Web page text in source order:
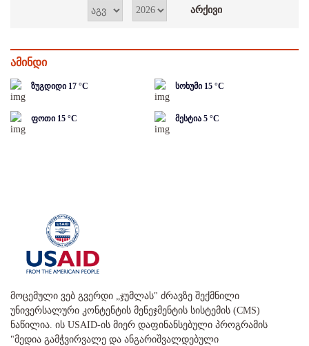
ამინდი
ზუგდიდი 17 °C სოხუმი 15 °C
ფოთი 15 °C მესტია 5 °C
მოცემული ვებ გვერდი „ჯუმლას" ძრავზე შექმნილი
უნივერსალური კონტენტის მენეჯმენტის სისტემის (CMS)
ნაწილია. ის USAID-ის მიერ დაფინანსებული პროგრამის
"მედია გამჭვირვალე და ანგარიშვალდებული